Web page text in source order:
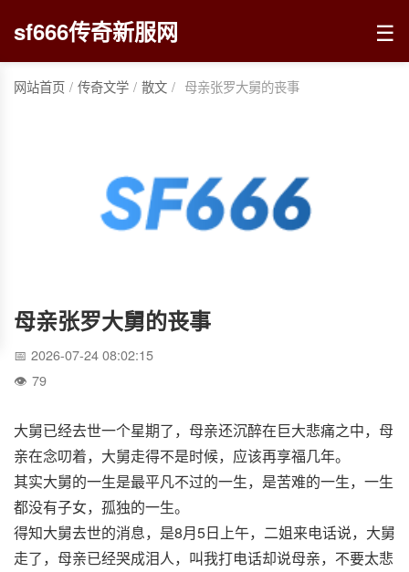
sf666传奇新服网 ☰
网站首页 / 传奇文学 / 散文 / 母亲张罗大舅的丧事
母亲张罗大舅的丧事
2026-07-24 08:02:15
79
大舅已经去世一个星期了，母亲还沉醉在巨大悲痛之中，母
亲在念叨着，大舅走得不是时候，应该再享福几年。
其实大舅的一生是最平凡不过的一生，是苦难的一生，一生
都没有子女，孤独的一生。
得知大舅去世的消息，是8月5日上午，二姐来电话说，大舅
走了，母亲已经哭成泪人，叫我打电话却说母亲，不要太悲